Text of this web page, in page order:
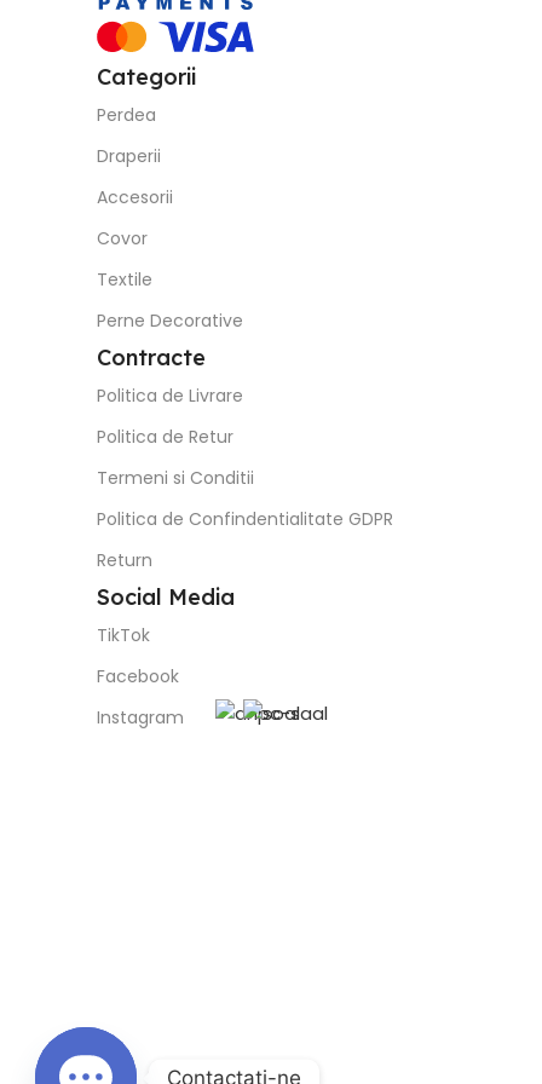
Categorii
Perdea
Draperii
Accesorii
Covor
Textile
Perne Decorative
Contracte
Politica de Livrare
Politica de Retur
Termeni si Conditii
Politica de Confindentialitate GDPR
Return
Social Media
TikTok
Facebook
Instagram
Contactaţi-ne